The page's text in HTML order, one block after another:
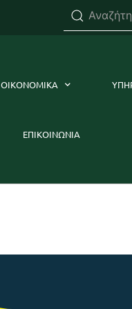
ΟΙΚΟΝΟΜΙΚΑ
ΕΠΙΚΟΙΝΩΝΙΑ